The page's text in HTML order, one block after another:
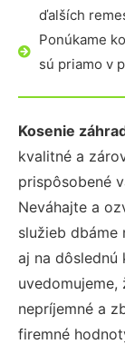
ďalších
Ponúkame
sú priamo v
Kosenie
kvalitné a
prispôsobené
Neváhajte a
služieb dbáme
aj na dôslednú
nepríjemné a
firemné